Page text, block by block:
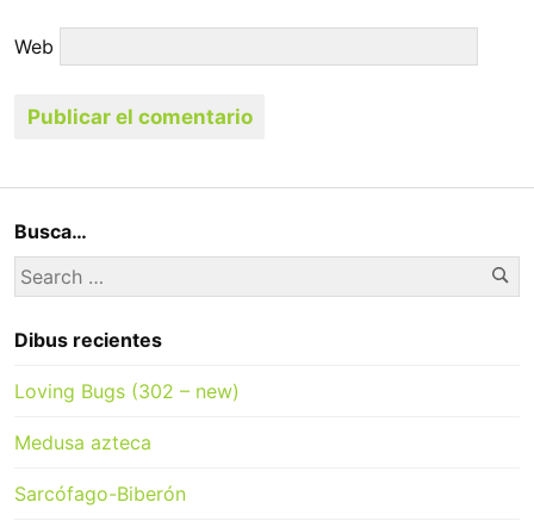
Web
Busca…
Search
for:
Dibus recientes
Loving Bugs (302 – new)
Medusa azteca
Sarcófago-Biberón